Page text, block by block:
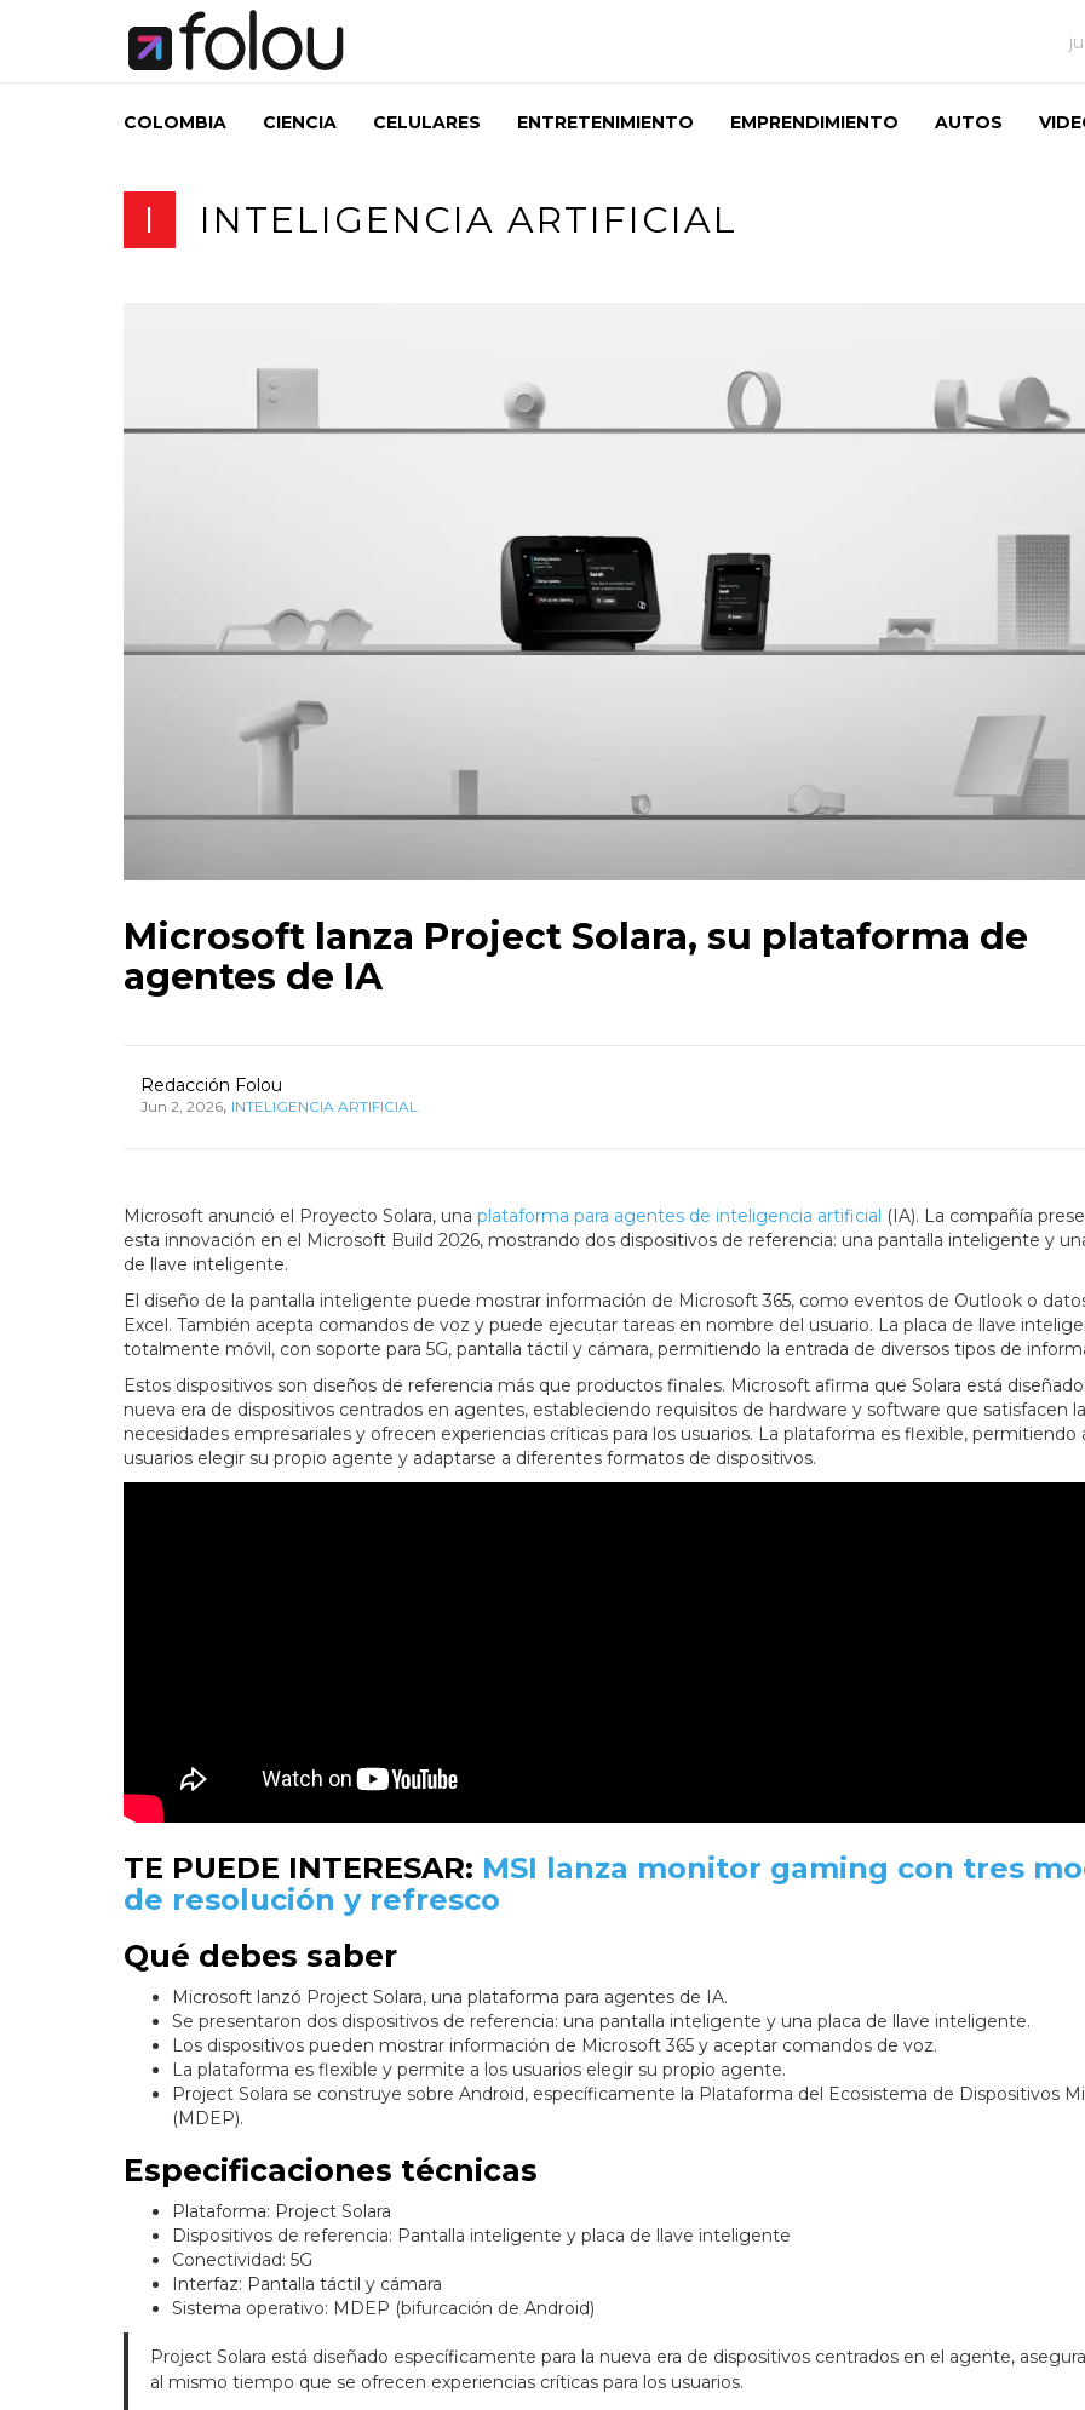
COLOMBIA CIENCIA CELULARES ENTRETENIMIENTO EMPRENDIMIENTO AUTOS
I INTELIGENCIA ARTIFICIAL
Microsoft lanza Project Solara, su plataforma de
agentes de IA
Redacción Folou
Jun 2, 2026, INTELIGENCIA ARTIFICIAL
Microsoft anunció el Proyecto Solara, una plataforma para agentes de inteligencia artificial (IA). La compañía
esta innovación en el Microsoft Build 2026, mostrando dos dispositivos de referencia: una pantalla inteligente y
de llave inteligente.
El diseño de la pantalla inteligente puede mostrar información de Microsoft 365, como eventos de Outlook o
Excel. También acepta comandos de voz y puede ejecutar tareas en nombre del usuario. La placa de llave
totalmente móvil, con soporte para 5G, pantalla táctil y cámara, permitiendo la entrada de diversos tipos de
Estos dispositivos son diseños de referencia más que productos finales. Microsoft afirma que Solara está diseñado
nueva era de dispositivos centrados en agentes, estableciendo requisitos de hardware y software que satisfacen
necesidades empresariales y ofrecen experiencias críticas para los usuarios. La plataforma es flexible, permitiendo
usuarios elegir su propio agente y adaptarse a diferentes formatos de dispositivos.
TE PUEDE INTERESAR: MSI lanza monitor gaming con tres
de resolución y refresco
Qué debes saber
Microsoft lanzó Project Solara, una plataforma para agentes de IA.
Se presentaron dos dispositivos de referencia: una pantalla inteligente y una placa de llave inteligente.
Los dispositivos pueden mostrar información de Microsoft 365 y aceptar comandos de voz.
La plataforma es flexible y permite a los usuarios elegir su propio agente.
Project Solara se construye sobre Android, específicamente la Plataforma del Ecosistema de Dispositivos
(MDEP).
Especificaciones técnicas
Plataforma: Project Solara
Dispositivos de referencia: Pantalla inteligente y placa de llave inteligente
Conectividad: 5G
Interfaz: Pantalla táctil y cámara
Sistema operativo: MDEP (bifurcación de Android)
Project Solara está diseñado específicamente para la nueva era de dispositivos centrados en el agente,
al mismo tiempo que se ofrecen experiencias críticas para los usuarios.